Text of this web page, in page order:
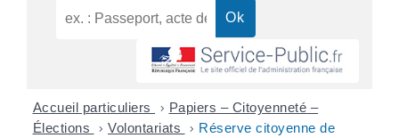
Accueil particuliers > Papiers – Citoyenneté –
Élections
> Volontariats > Réserve citoyenne de